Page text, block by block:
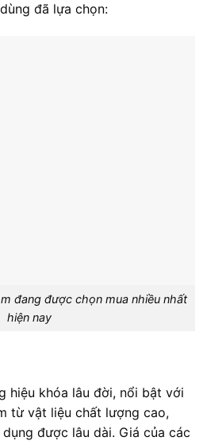
đã lựa chọn:
đang được chọn mua nhiều nhất
hiện nay
hiệu khóa lâu đời, nổi bật với
từ vật liệu chất lượng cao,
được lâu dài. Giá của các